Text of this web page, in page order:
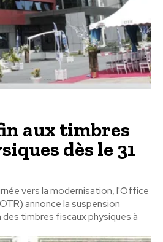
aux timbres
dès le 31
vers la modernisation, l'Office
annonce la suspension
timbres fiscaux physiques à